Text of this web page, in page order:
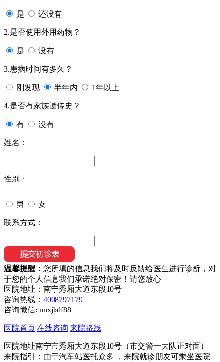
是 还没有
2.是否使用外用药物？
是 没有
3.患病时间有多久？
刚发现 半年内 1年以上
4.是否有家族遗传史？
有 没有
姓名：
性别：
男 女
联系方式：
温馨提醒： 您所填的信息我们将及时反馈给医生进行诊断，对
于您的个人信息我们承诺绝对保密！请您放心
医院地址：南宁秀厢大道东段10号
咨询热线： 4008797179
咨询微信: nnxjbdf88
医院首页|在线咨询|来院路线
医院地址南宁市秀厢大道东段10号（市交警一大队正对面）
来院指引：由于汽车站医托众多 ，来院就诊朋友可乘坐医院